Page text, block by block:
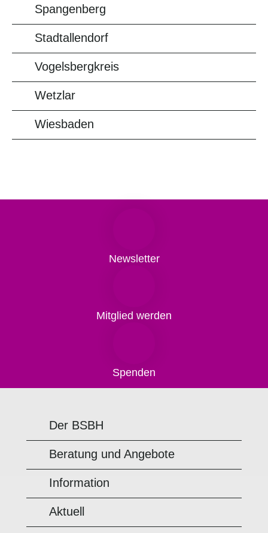
Spangenberg
Stadtallendorf
Vogelsbergkreis
Wetzlar
Wiesbaden
Newsletter
Mitglied werden
Spenden
Der BSBH
Beratung und Angebote
Information
Aktuell